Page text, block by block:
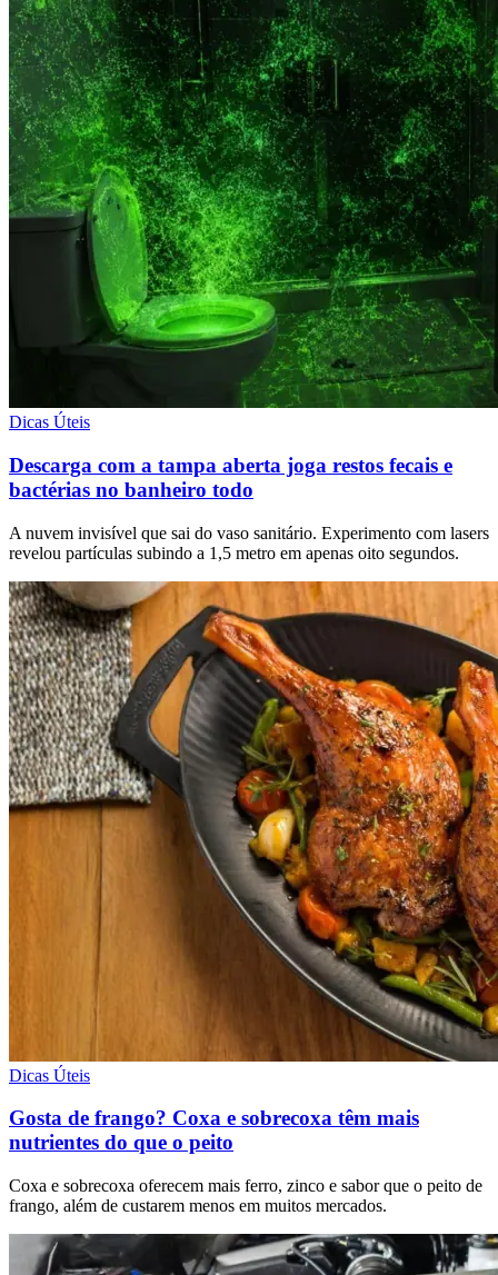
Dicas Úteis
Descarga com a tampa aberta joga restos fecais e
bactérias no banheiro todo
A nuvem invisível que sai do vaso sanitário. Experimento com lasers
revelou partículas subindo a 1,5 metro em apenas oito segundos.
Dicas Úteis
Gosta de frango? Coxa e sobrecoxa têm mais
nutrientes do que o peito
Coxa e sobrecoxa oferecem mais ferro, zinco e sabor que o peito de
frango, além de custarem menos em muitos mercados.